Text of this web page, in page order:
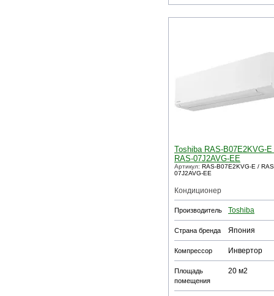
Toshiba RAS-B07E2KVG-E
RAS-07J2AVG-EE
Артикул: RAS-B07E2KVG-E /
07J2AVG-EE
Кондиционер
Производитель Toshiba
Страна бренда Япония
Компрессор Инвертор
Площадь
помещения
20 м2